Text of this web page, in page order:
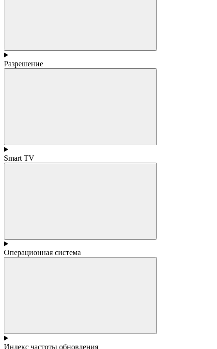
Разрешение
Smart TV
Операционная система
Индекс частоты обновления